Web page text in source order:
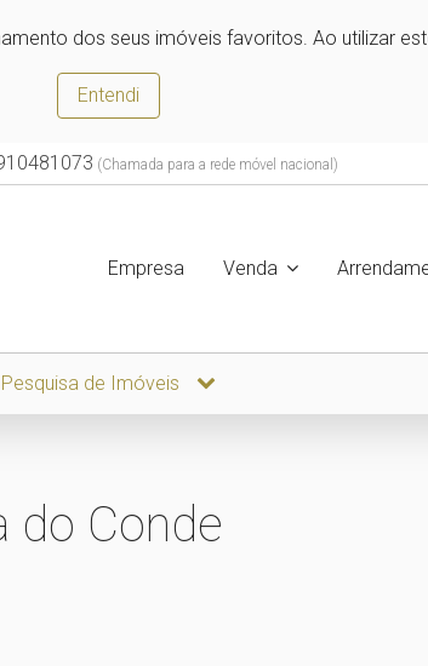
dos seus imóveis favoritos. Ao utilizar
Entendi
(Chamada para a rede móvel nacional)
Empresa Venda
Pesquisa de Imóveis
do Conde